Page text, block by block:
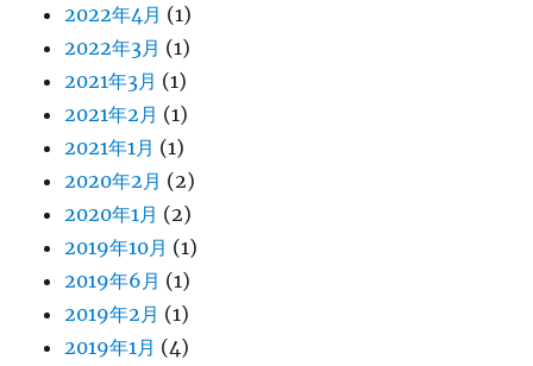
2022年4月 (1)
2022年3月 (1)
2021年3月 (1)
2021年2月 (1)
2021年1月 (1)
2020年2月 (2)
2020年1月 (2)
2019年10月 (1)
2019年6月 (1)
2019年2月 (1)
2019年1月 (4)